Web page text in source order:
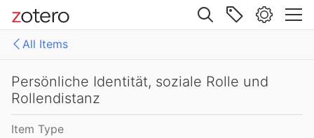
Site navigation
All Items
Gesamtausgabe (KMG)
All Items
1: Klaus Mollenhauer: Werke
Persönliche Identität, soziale Rolle und
Rollendistanz
Item Type